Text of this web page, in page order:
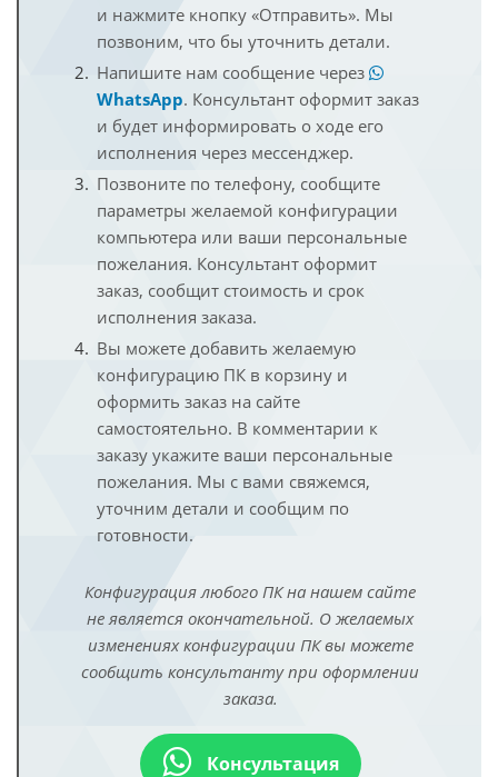
и нажмите кнопку «Отправить». Мы
позвоним, что бы уточнить детали.
Напишите нам сообщение через
WhatsApp. Консультант оформит заказ
и будет информировать о ходе его
исполнения через мессенджер.
Позвоните по телефону, сообщите
параметры желаемой конфигурации
компьютера или ваши персональные
пожелания. Консультант оформит
заказ, сообщит стоимость и срок
исполнения заказа.
Вы можете добавить желаемую
конфигурацию ПК в корзину и
оформить заказ на сайте
самостоятельно. В комментарии к
заказу укажите ваши персональные
пожелания. Мы с вами свяжемся,
уточним детали и сообщим по
готовности.
Конфигурация любого ПК на нашем сайте
не является окончательной. О желаемых
изменениях конфигурации ПК вы можете
сообщить консультанту при оформлении
заказа.
Консультация